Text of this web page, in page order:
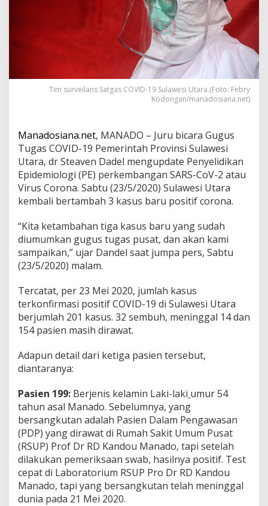
3
K
s
P
a
s
i
e
n
o
s
t
C
o
r
o
n
d
i
l
a
w
e
s
i
U
a
r
a
Tim surveilans Satgas COVID-19 Sulawesi Utara.(Foto: Febry
Kodongan/manadosiana.net)
Manadosiana.net, MANADO – Juru bicara Gugus
Tugas COVID-19 Pemerintah Provinsi Sulawesi
Utara, dr Steaven Dadel mengupdate Penyelidikan
Epidemiologi (PE) perkembangan SARS-CoV-2 atau
Virus Corona. Sabtu (23/5/2020) Sulawesi Utara
kembali bertambah 3 kasus baru positif corona.
“Kita ketambahan tiga kasus baru yang sudah
diumumkan gugus tugas pusat, dan akan kami
sampaikan,” ujar Dandel saat jumpa pers, Sabtu
(23/5/2020) malam.
Tercatat, per 23 Mei 2020, jumlah kasus
terkonfirmasi positif COVID-19 di Sulawesi Utara
berjumlah 201 kasus. 32 sembuh, meninggal 14 dan
154 pasien masih dirawat.
Adapun detail dari ketiga pasien tersebut,
diantaranya:
Pasien 199: Berjenis kelamin Laki-laki umur 54
tahun asal Manado. Sebelumnya, yang
bersangkutan adalah Pasien Dalam Pengawasan
(PDP) yang dirawat di Rumah Sakit Umum Pusat
(RSUP) Prof Dr RD Kandou Manado, tapi setelah
dilakukan pemeriksaan swab, hasilnya positif. Test
cepat di Laboratorium RSUP Pro Dr RD Kandou
Manado, tapi yang bersangkutan telah meninggal
dunia pada 21 Mei 2020.